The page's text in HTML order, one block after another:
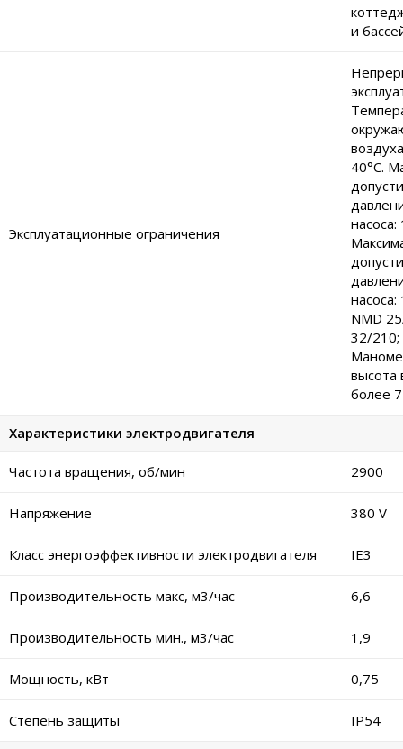
и
Эксплуатационные ограничения
40°C.
насоса:
NMD
32/210;
высота
более
Характеристики электродвигателя
Частота вращения, об/мин 2900
Напряжение 380 V
Класс энергоэффективности электродвигателя IE3
Производительность макс, м3/час 6,6
Производительность мин., м3/час 1,9
Мощность, кВт 0,75
Степень защиты IP54